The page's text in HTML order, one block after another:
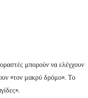
μπορούν να ελέγχουν
«τον μακρύ δρόμο». Το